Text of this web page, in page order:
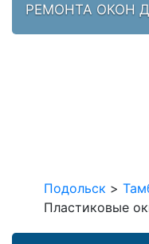
РЕМОНТА ОКОН
Подольск >
Пластиковые